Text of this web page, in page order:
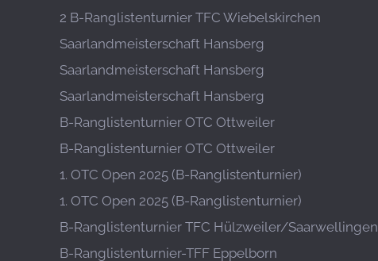
2 B-Ranglistenturnier TFC Wiebelskirchen
Saarlandmeisterschaft Hansberg
Saarlandmeisterschaft Hansberg
Saarlandmeisterschaft Hansberg
B-Ranglistenturnier OTC Ottweiler
B-Ranglistenturnier OTC Ottweiler
1. OTC Open 2025 (B-Ranglistenturnier)
1. OTC Open 2025 (B-Ranglistenturnier)
B-Ranglistenturnier TFC Hülzweiler/Saarwellingen
B-Ranglistenturnier-TFF Eppelborn